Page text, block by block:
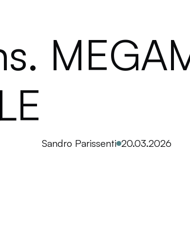
Sandro Parissenti 20.03.2026